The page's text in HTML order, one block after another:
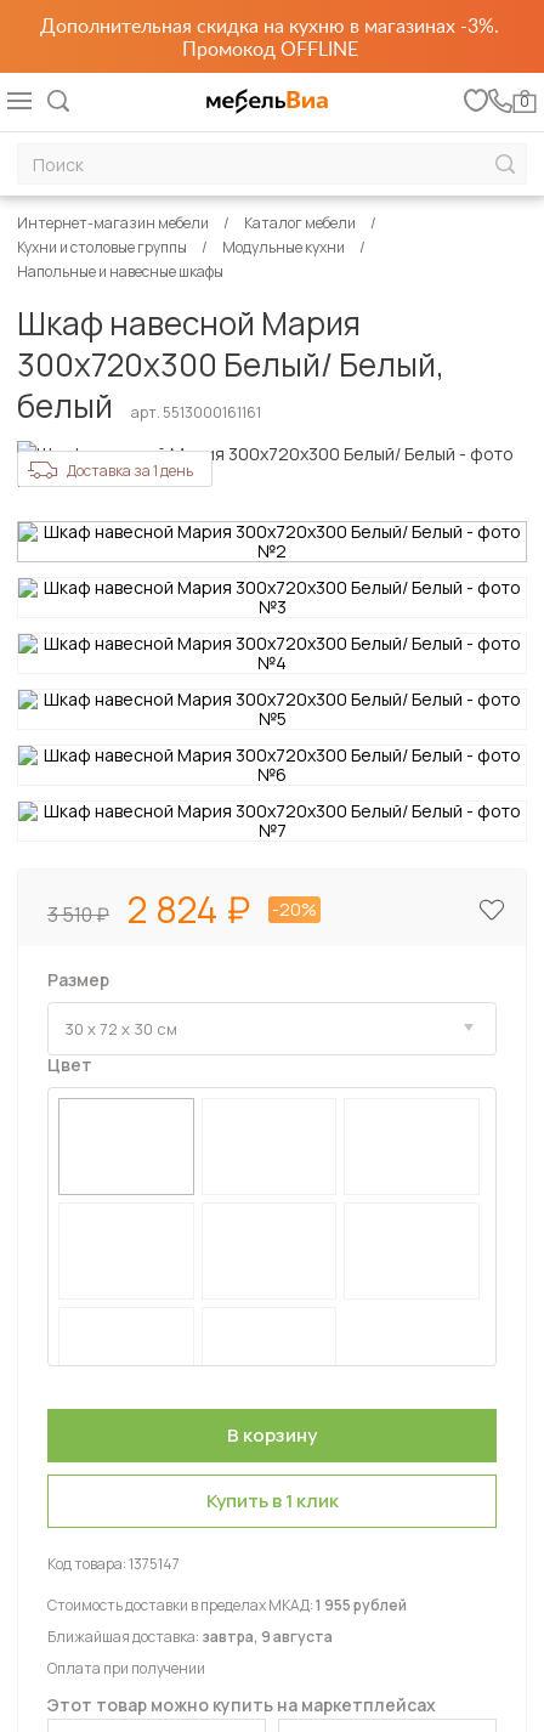
Дополнительная скидка на кухню в магазинах -3%.
Промокод OFFLINE
0
Интернет-магазин мебели
Каталог мебели
Кухни и столовые группы
Модульные кухни
Напольные и навесные шкафы
Шкаф навесной Мария
300х720х300 Белый/ Белый,
белый
арт. 5513000161161
Доставка за 1 день
3 510 2 824 -20%
Размер
Цвет
Купить в 1 клик
Код товара:1375147
Стоимость доставки в пределах МКАД:1 955 рублей
Ближайшая доставка: завтра, 9 августа
Оплата при получении
Этот товар можно купить на маркетплейсах